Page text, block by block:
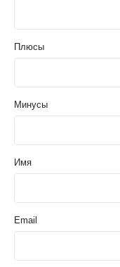
Плюсы
Минусы
Имя
Email